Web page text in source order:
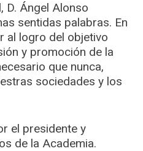
D. Ángel Alonso
sentidas palabras. En
al logro del objetivo
y promoción de la
que nunca,
sociedades y los
el presidente y
de la Academia.